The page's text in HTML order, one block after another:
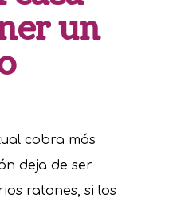
un
cobra más
deja de ser
ratones, si los